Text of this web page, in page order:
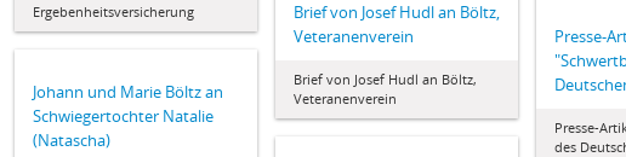
Ergebenheitsversicherung
Brief von Josef Hudl an Böltz,
Veteranenverein
Brief von Josef Hudl an Böltz,
Veteranenverein
Presse-
Presse-
des
Johann und Marie Böltz an
Schwiegertochter Natalie
(Natascha)